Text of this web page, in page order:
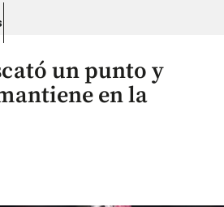
un punto y
en la